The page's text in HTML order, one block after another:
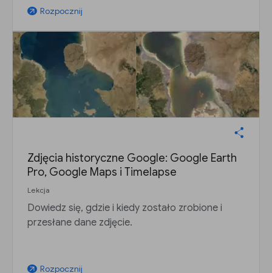
arrow_outward Rozpocznij
Zdjęcia historyczne Google: Google Earth
Pro, Google Maps i Timelapse
Lekcja
Dowiedz się, gdzie i kiedy zostało zrobione i
przesłane dane zdjęcie.
arrow_outward Rozpocznij